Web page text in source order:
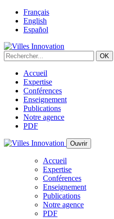
Français
English
Español
Accueil
Expertise
Conférences
Enseignement
Publications
Notre agence
PDF
Ouvrir
Accueil
Expertise
Conférences
Enseignement
Publications
Notre agence
PDF